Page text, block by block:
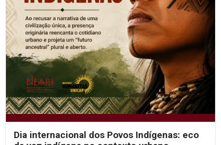
Dia internacional dos Povos Indígenas: eco